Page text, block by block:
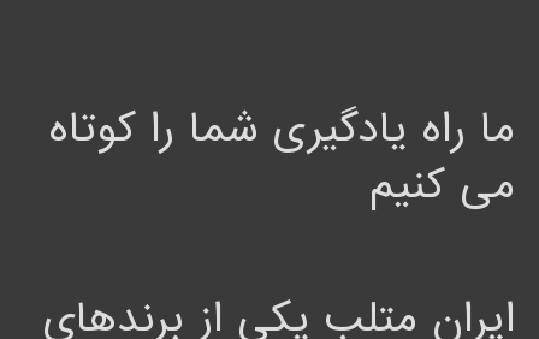
ما راه یادگیری شما را کوتاه
می کنیم
ایران متلب یکی از برندهای